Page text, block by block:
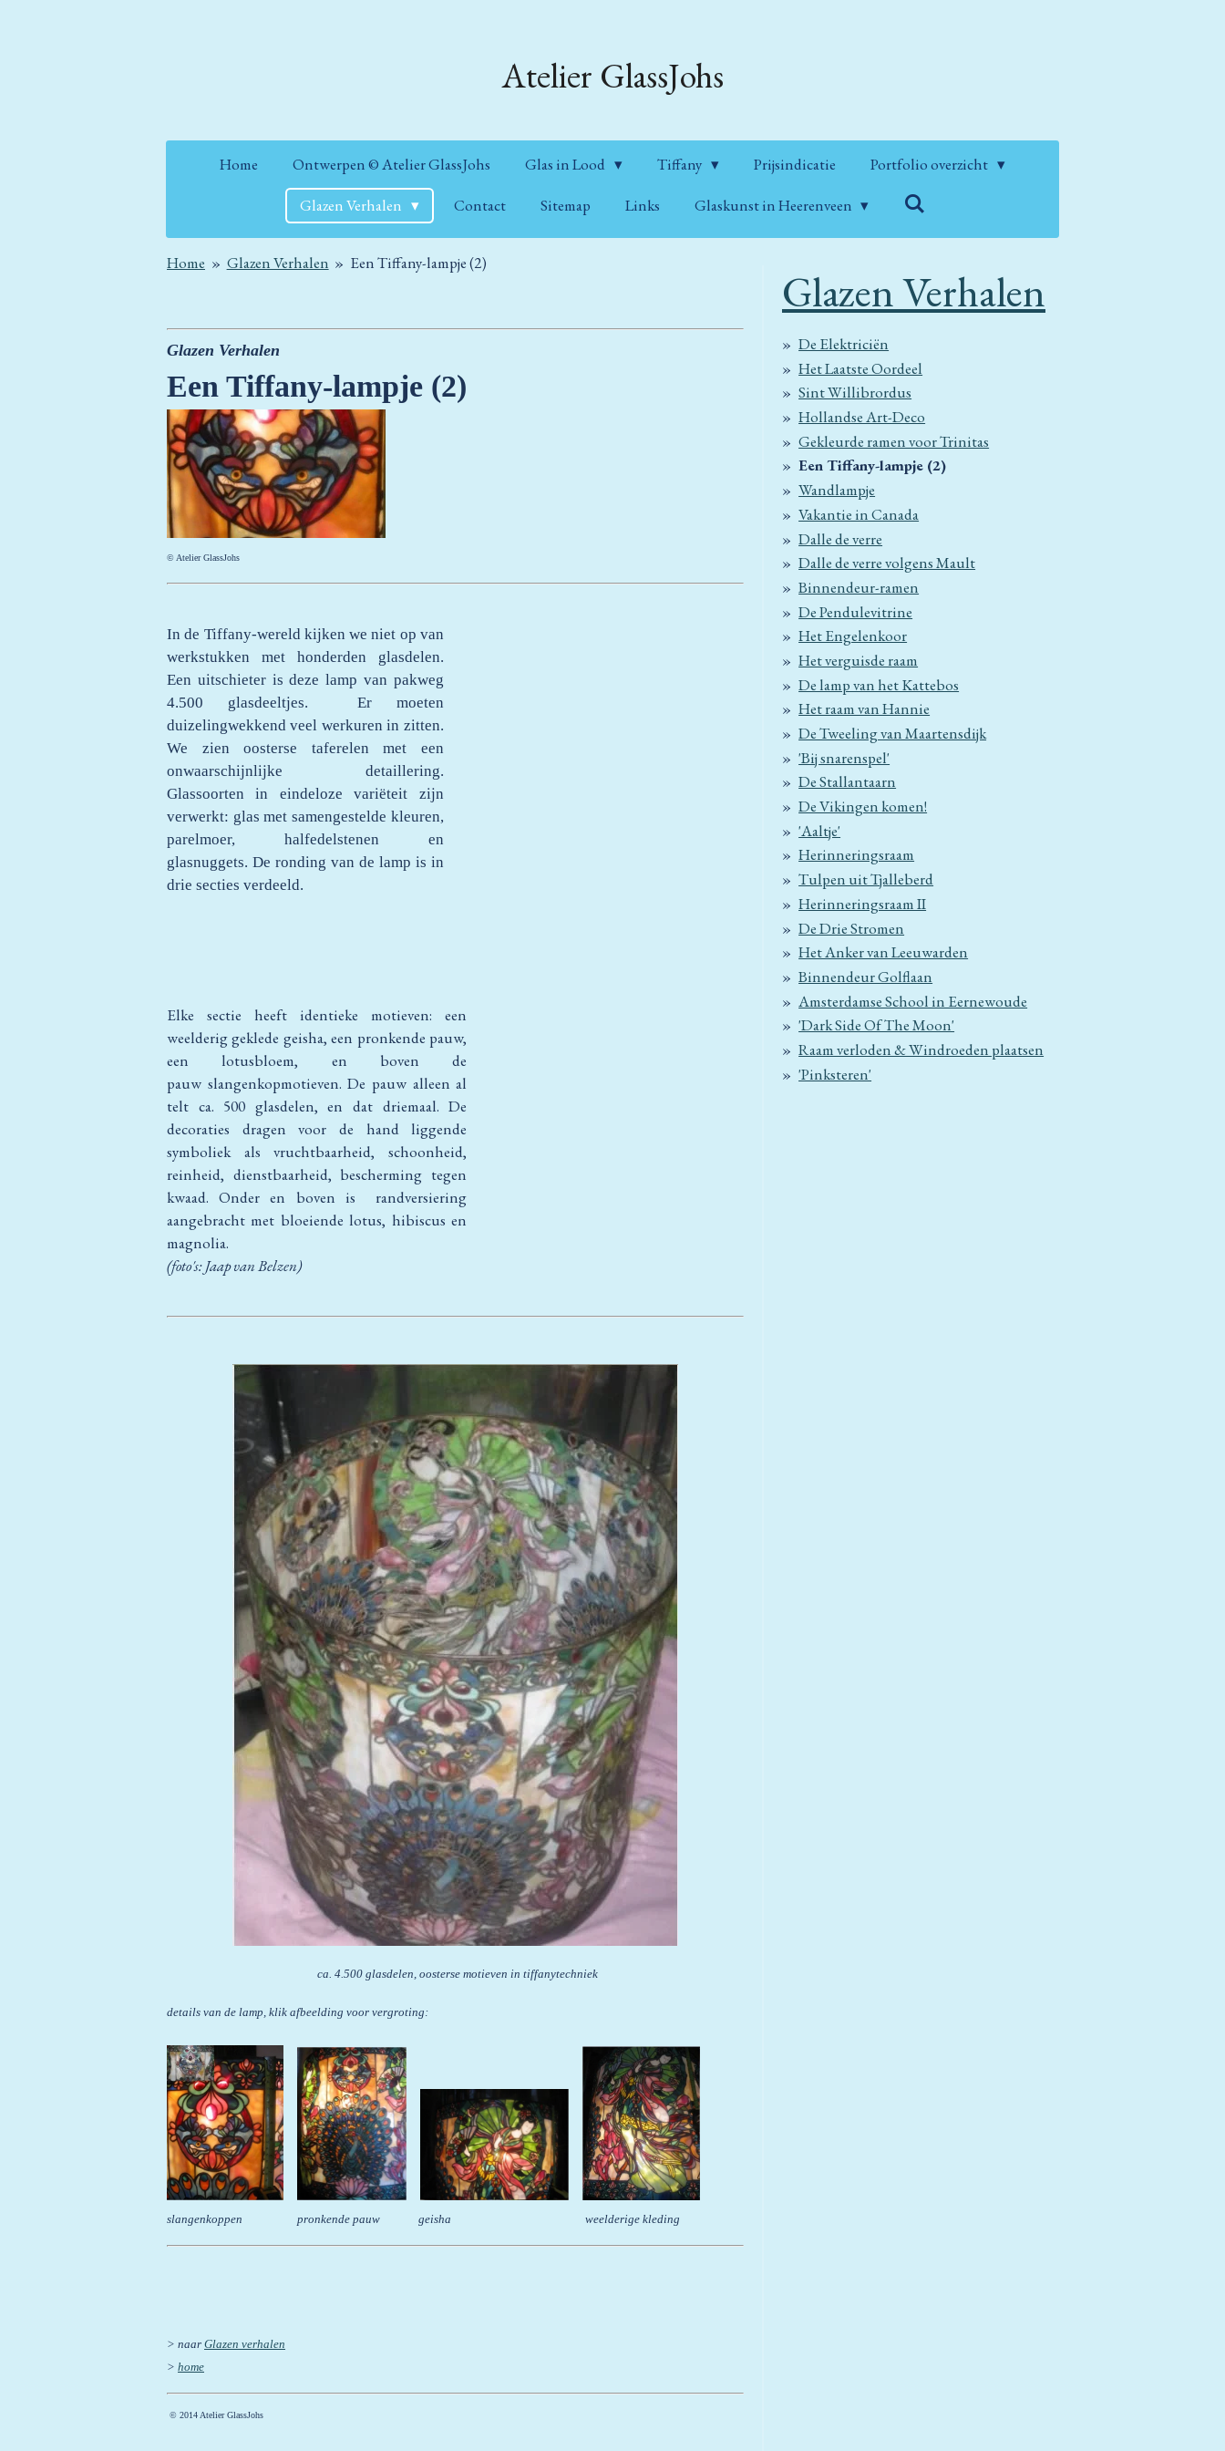
Atelier GlassJohs
Home Ontwerpen © Atelier GlassJohs Glas in Lood Tiffany Prijsindicatie Portfolio overzicht
Glazen Verhalen Contact Sitemap Links Glaskunst in Heerenveen
Home » Glazen Verhalen » Een Tiffany-lampje (2)
Glazen Verhalen
Een Tiffany-lampje (2)
© Atelier GlassJohs
In de Tiffany-wereld kijken we niet op van
werkstukken met honderden glasdelen.
Een uitschieter is deze lamp van pakweg
4.500 glasdeeltjes. Er moeten
duizelingwekkend veel werkuren in zitten.
We zien oosterse taferelen met een
onwaarschijnlijke detaillering.
Glassoorten in eindeloze variëteit zijn
verwerkt: glas met samengestelde kleuren,
parelmoer, halfedelstenen en
glasnuggets. De ronding van de lamp is in
drie secties verdeeld.
Elke sectie heeft identieke motieven: een
weelderig geklede geisha, een pronkende pauw,
een lotusbloem, en boven de
pauw slangenkopmotieven. De pauw alleen al
telt ca. 500 glasdelen, en dat driemaal. De
decoraties dragen voor de hand liggende
symboliek als vruchtbaarheid, schoonheid,
reinheid, dienstbaarheid, bescherming tegen
kwaad. Onder en boven is randversiering
aangebracht met bloeiende lotus, hibiscus en
magnolia.
(foto's: Jaap van Belzen)
ca. 4.500 glasdelen, oosterse motieven in tiffanytechniek
details van de lamp, klik afbeelding voor vergroting:
slangenkoppen pronkende pauw geisha weelderige kleding
> naar Glazen verhalen
> home
© 2014 Atelier GlassJohs
Glazen Verhalen
De Elektriciën
Het Laatste Oordeel
Sint Willibrordus
Hollandse Art-Deco
Gekleurde ramen voor Trinitas
Een Tiffany-lampje (2)
Wandlampje
Vakantie in Canada
Dalle de verre
Dalle de verre volgens Mault
Binnendeur-ramen
De Pendulevitrine
Het Engelenkoor
Het verguisde raam
De lamp van het Kattebos
Het raam van Hannie
De Tweeling van Maartensdijk
'Bij snarenspel'
De Stallantaarn
De Vikingen komen!
'Aaltje'
Herinneringsraam
Tulpen uit Tjalleberd
Herinneringsraam II
De Drie Stromen
Het Anker van Leeuwarden
Binnendeur Golflaan
Amsterdamse School in Eernewoude
'Dark Side Of The Moon'
Raam verloden & Windroeden plaatsen
'Pinksteren'